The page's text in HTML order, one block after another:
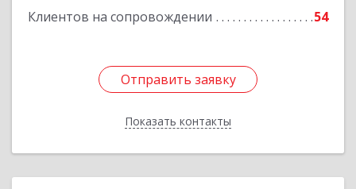
Клиентов на сопровождении 54
Отправить заявку
Показать контакты
Подробнее
Отправить заявку
Назад